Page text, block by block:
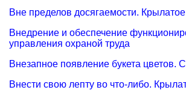
Вне пределов досягаемости.
Внедрение и обеспечение
управления охраной труда
Внезапное появление букета цветов.
Внести свою лепту во что-либо.